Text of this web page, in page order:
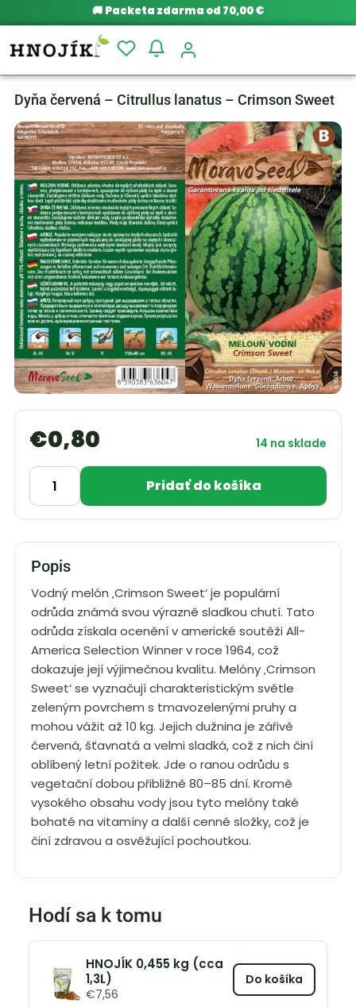
🚚 Packeta zdarma od 70,00 €
Dyňa červená – Citrullus lanatus – Crimson Sweet
€0,80 14 na sklade
Pridať do košíka
Popis
Vodný melón ‚Crimson Sweet‘ je populární
odrůda známá svou výrazně sladkou chutí. Tato
odrůda získala ocenění v americké soutěži All-
America Selection Winner v roce 1964, což
dokazuje její výjimečnou kvalitu. Melóny ‚Crimson
Sweet‘ se vyznačují charakteristickým světle
zeleným povrchem s tmavozelenými pruhy a
mohou vážit až 10 kg. Jejich dužnina je zářivě
červená, šťavnatá a velmi sladká, což z nich činí
oblíbený letní požitek. Jde o ranou odrůdu s
vegetační dobou přibližně 80–85 dní. Kromě
vysokého obsahu vody jsou tyto melóny také
bohaté na vitamíny a další cenné složky, což je
činí zdravou a osvěžující pochoutkou.
Hodí sa k tomu
HNOJÍK 0,455 kg (cca
1,3L)
€7,56
Do košíka